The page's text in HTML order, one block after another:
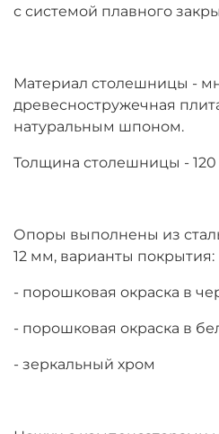
с системой плавного
Материал столешницы -
древесностружечная
натуральным шпоном.
Толщина столешницы -
Опоры выполнены из
12 мм, варианты покрытия:
- порошковая окраска в
- порошковая окраска в
- зеркальный хром